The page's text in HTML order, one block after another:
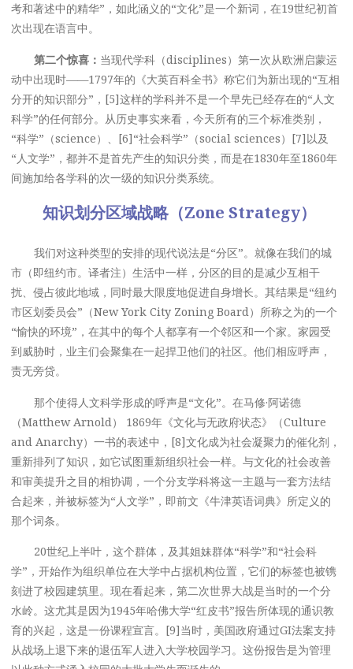
考和著述中的精华”，如此涵义的“文化”是一个新词，在19世纪初首
次出现在语言中。
第二个惊喜 ： 当现代学科（disciplines）第一次从欧洲启蒙运
动中出现时——1797年的《大英百科全书》称它们为新出现的“互相
分开的知识部分”，[5]这样的学科并不是一个早先已经存在的“人文
科学”的任何部分。从历史事实来看，今天所有的三个标准类别，
“科学”（science）、[6]“社会科学”（social sciences）[7]以及
“人文学”，都并不是首先产生的知识分类，而是在1830年至1860年
间施加给各学科的次一级的知识分类系统。
知识划分区域战略（Zone Strategy）
我们对这种类型的安排的现代说法是“分区”。就像在我们的城
市（即纽约市。译者注）生活中一样，分区的目的是减少互相干
扰、侵占彼此地域，同时最大限度地促进自身增长。其结果是“纽约
市区划委员会”（New York City Zoning Board）所称之为的一个
“愉快的环境”，在其中的每个人都享有一个邻区和一个家。家园受
到威胁时，业主们会聚集在一起捍卫他们的社区。他们相应呼声，
责无旁贷。
那个使得人文科学形成的呼声是“文化”。在马修·阿诺德
（Matthew Arnold） 1869年《文化与无政府状态》（Culture
and Anarchy）一书的表述中，[8]文化成为社会凝聚力的催化剂，
重新排列了知识，如它试图重新组织社会一样。与文化的社会改善
和审美提升之目的相协调，一个分支学科将这一主题与一套方法结
合起来，并被标签为“人文学”，即前文《牛津英语词典》所定义的
那个词条。
20世纪上半叶，这个群体，及其姐妹群体“科学”和“社会科
学”，开始作为组织单位在大学中占据机构位置，它们的标签也被镌
刻进了校园建筑里。现在看起来，第二次世界大战是当时的一个分
水岭。这尤其是因为1945年哈佛大学“红皮书”报告所体现的通识教
育的兴起，这是一份课程宣言。[9]当时，美国政府通过GI法案支持
从战场上退下来的退伍军人进入大学校园学习。这份报告是为管理